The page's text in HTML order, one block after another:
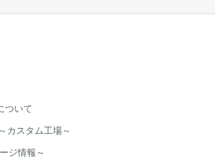
ついて
カスタム工場～
ジ情報～